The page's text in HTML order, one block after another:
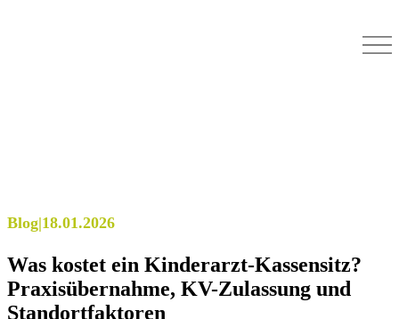
Blog|18.01.2026
Was kostet ein Kinderarzt-Kassensitz?
Praxisübernahme, KV-Zulassung und
Standortfaktoren